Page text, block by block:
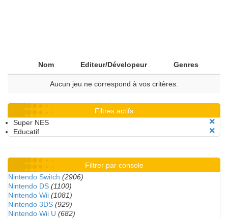
Nom Editeur/Dévelopeur Genres
Aucun jeu ne correspond à vos critères.
Filtres actifs
Super NES
Educatif
Filtrer par console
Nintendo Switch (2906)
Nintendo DS (1100)
Nintendo Wii (1081)
Nintendo 3DS (929)
Nintendo Wii U (682)